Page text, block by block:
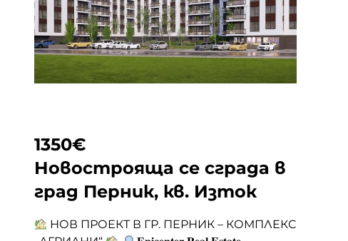
1350€
Новострояща се сграда в
град Перник, кв. Изток
НОВ ПРОЕКТ В ГР. ПЕРНИК – КОМПЛЕКС